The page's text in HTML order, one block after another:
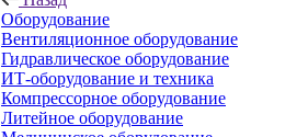
Оборудование
Вентиляционное оборудование
Гидравлическое оборудование
ИТ-оборудование и техника
Компрессорное оборудование
Литейное оборудование